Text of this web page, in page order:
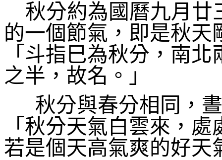
秋分約為國曆九月廿
的一個節氣，即是秋
「斗指巳為秋分，南
之半，故名。」
秋分與春分相同，
「秋分天氣白雲來，
若是個天高氣爽的好天